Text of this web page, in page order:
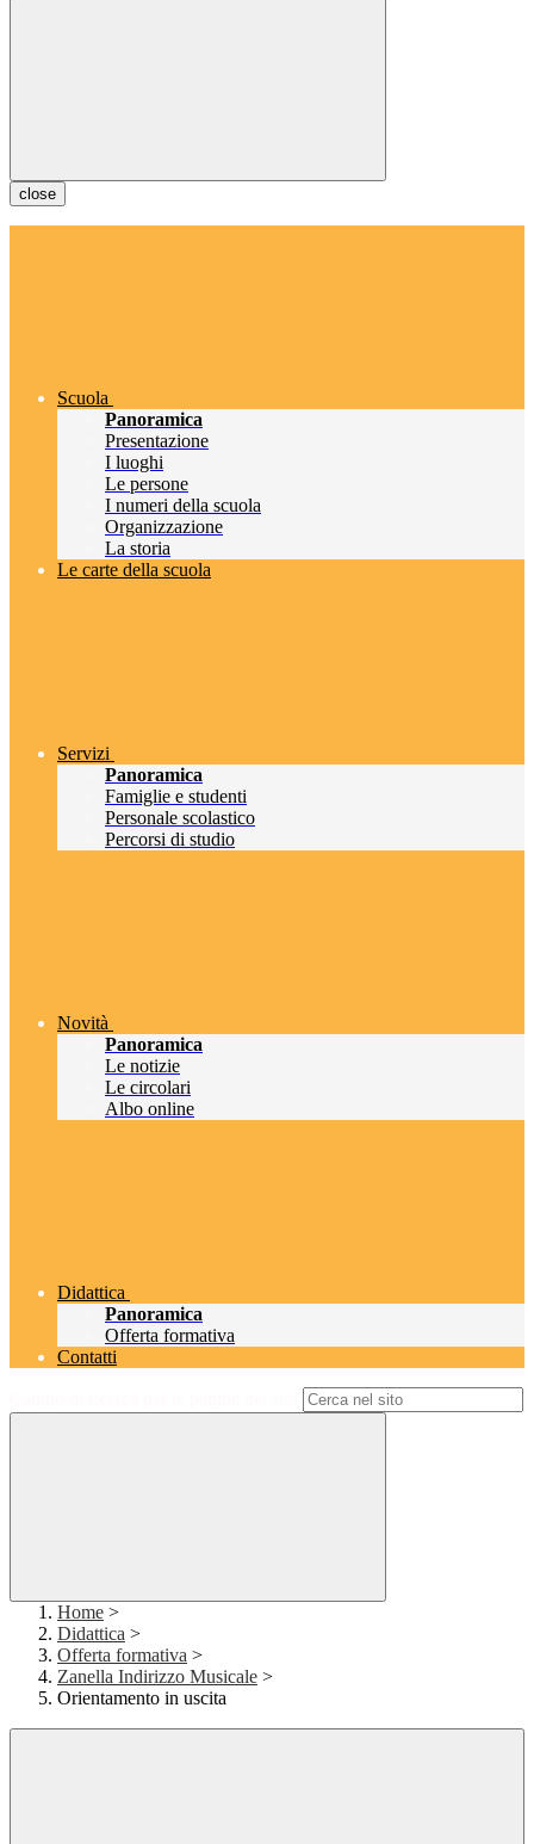
close
Scuola
Panoramica
Presentazione
I luoghi
Le persone
I numeri della scuola
Organizzazione
La storia
Le carte della scuola
Servizi
Panoramica
Famiglie e studenti
Personale scolastico
Percorsi di studio
Novità
Panoramica
Le notizie
Le circolari
Albo online
Didattica
Panoramica
Offerta formativa
Contatti
Home >
Didattica >
Offerta formativa >
Zanella Indirizzo Musicale >
Orientamento in uscita